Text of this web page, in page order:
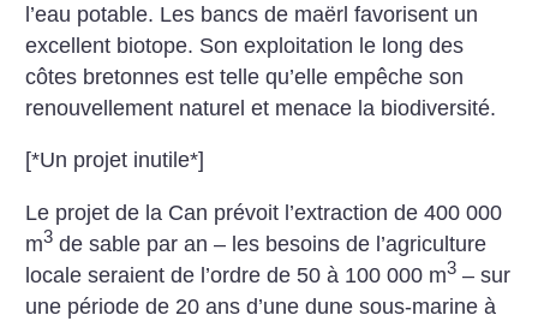
l’eau potable. Les bancs de maërl favorisent un
excellent biotope. Son exploitation le long des
côtes bretonnes est telle qu’elle empêche son
renouvellement naturel et menace la biodiversité.
[*Un projet inutile*]
Le projet de la Can prévoit l’extraction de 400 000
m3 de sable par an – les besoins de l’agriculture
locale seraient de l’ordre de 50 à 100 000 m3 – sur
une période de 20 ans d’une dune sous-marine à